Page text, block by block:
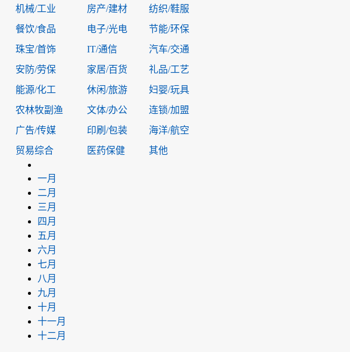
机械/工业 房产/建材
纺织/鞋服
餐饮/食品
电子/光电
节能/环保
珠宝/首饰
IT/通信
汽车/交通
安防/劳保
家居/百货
礼品/工艺
能源/化工
休闲/旅游
妇婴/玩具
农林牧副渔
文体/办公
连锁/加盟
广告/传媒
印刷/包装
海洋/航空
贸易综合
医药保健 其他
一月
二月
三月
四月
五月
六月
七月
八月
九月
十月
十一月
十二月